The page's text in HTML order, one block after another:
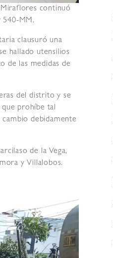
continuó
540-MM.
clausuró una
hallado utensilios
de las medidas de
del distrito y se
prohíbe tal
debidamente
de la Vega,
y Villalobos.